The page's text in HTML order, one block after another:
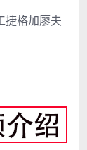
捷格加廖夫